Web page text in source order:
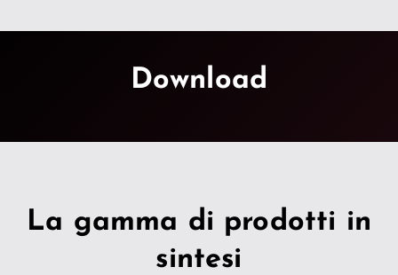
Download
La gamma di prodotti in
sintesi